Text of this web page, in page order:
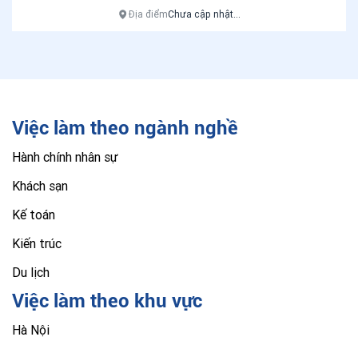
Địa điểmChưa cập nhật...
Việc làm theo ngành nghề
Hành chính nhân sự
Khách sạn
Kế toán
Kiến trúc
Du lịch
Việc làm theo khu vực
Hà Nội